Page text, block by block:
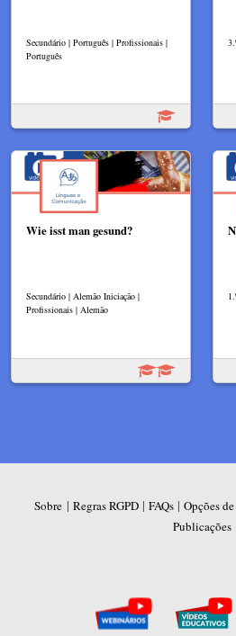
Secundário | Português | Profissionais |
Português
Wie isst man gesund?
Secundário | Alemão Iniciação |
Profissionais | Alemão
Sobre | Regras RGPD| FAQs| Opções
Publicações